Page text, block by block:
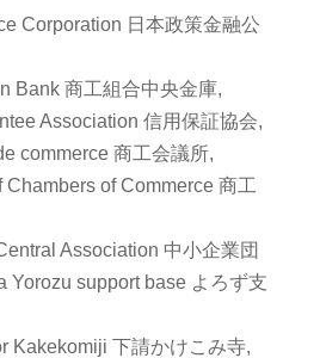
Corporation 日本政策金融公
Bank 商工組合中央金庫,
Association 信用保証協会,
commerce 商工会議所,
Chambers of Commerce 商工
Association 中小企業団
Yorozu support base よろず支
Kakekomiji 下請かけこみ寺,